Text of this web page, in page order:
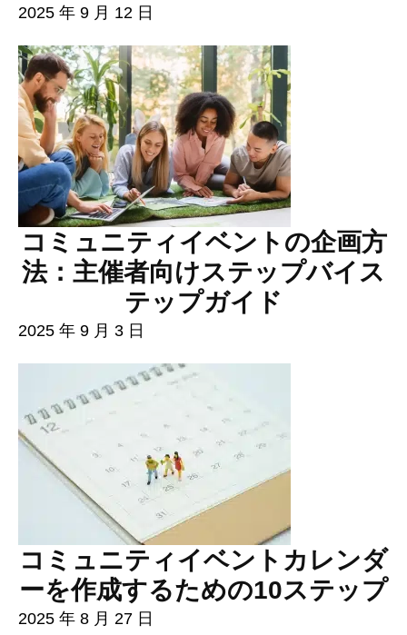
2025 年 9 月 12 日
コミュニティイベントの企画方
法：主催者向けステップバイス
テップガイド
2025 年 9 月 3 日
コミュニティイベントカレンダ
ーを作成するための10ステップ
2025 年 8 月 27 日